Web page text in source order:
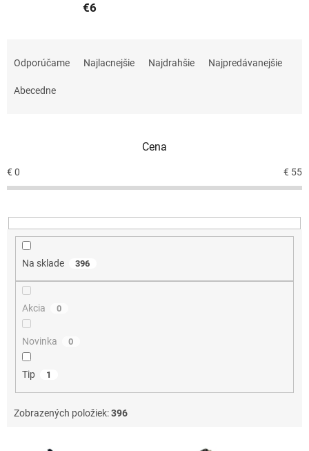
€6
r
o
u
k
Odporúčame Najlacnejšie Najdrahšie Najpredávanejšie
Abecedne
Cena
€ 0 € 55
Na sklade 396
Akcia 0
Novinka 0
Tip 1
Zobrazených položiek:396